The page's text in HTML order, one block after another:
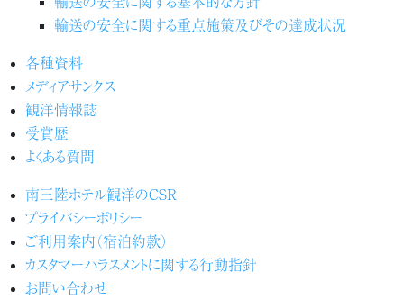
輸送の安全に関する重点施策及びその達成状況
各種資料
メディアサンクス
観洋情報誌
受賞歴
よくある質問
南三陸ホテル観洋のCSR
プライバシーポリシー
ご利用案内（宿泊約款）
カスタマーハラスメントに関する行動指針
お問い合わせ